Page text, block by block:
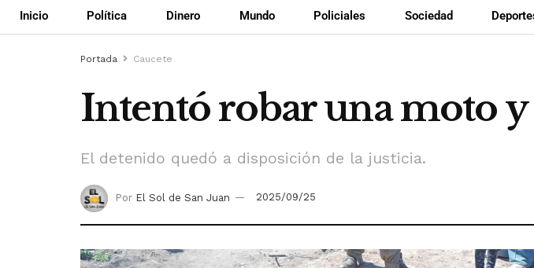
Inicio Política Dinero Mundo Policiales Sociedad
Portada Caucete
Intentó robar una moto
El detenido quedó a disposición de la justicia.
Por El Sol de San Juan 2025/09/25